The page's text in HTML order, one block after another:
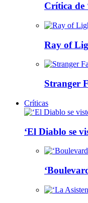
Crítica de
Ray of
Stranger
Críticas
‘El Diablo se